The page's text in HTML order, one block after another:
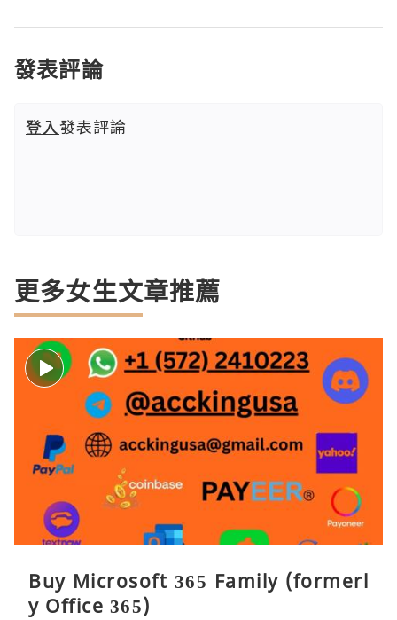
發表評論
登入發表評論
更多女生文章推薦
Buy Microsoft 365 Family (formerl
y Office 365)